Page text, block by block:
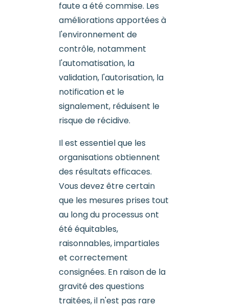
faute a été commise. Les
améliorations apportées à
l'environnement de
contrôle, notamment
l'automatisation, la
validation, l'autorisation, la
notification et le
signalement, réduisent le
risque de récidive.
Il est essentiel que les
organisations obtiennent
des résultats efficaces.
Vous devez être certain
que les mesures prises tout
au long du processus ont
été équitables,
raisonnables, impartiales
et correctement
consignées. En raison de la
gravité des questions
traitées, il n'est pas rare